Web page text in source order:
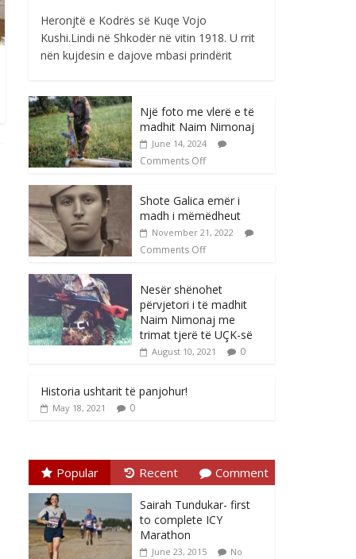
Heronjtë e Kodrës së Kuqe Vojo
Kushi.Lindi në Shkodër në vitin 1918. U rrit
nën kujdesin e dajove mbasi prindërit
Një foto me vlerë e të
madhit Naim Nimonaj
June 14, 2024
Comments Off
Shote Galica emër i
madh i mëmëdheut
November 21, 2022
Comments Off
Nesër shënohet
përvjetori i të madhit
Naim Nimonaj me
trimat tjerë të UÇK-së
August 10, 2021 0
Historia ushtarit të panjohur!
May 18, 2021 0
Popular Recent Comment
Sairah Tundukar- first
to complete ICY
Marathon
June 23, 2015
No